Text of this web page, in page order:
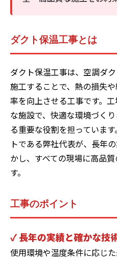
ダクト保温工事とは
ダクト保温工事は、空調ダ
施工することで、熱の損失
率を向上させる工事です。
な施設で、快適な環境づく
る重要な役割を担っていま
トである弊社代表が、長年
かし、すべての現場に高品
す。
工事のポイント
✓ 長年の実績と確かな技
使用環境や温度条件に応じ